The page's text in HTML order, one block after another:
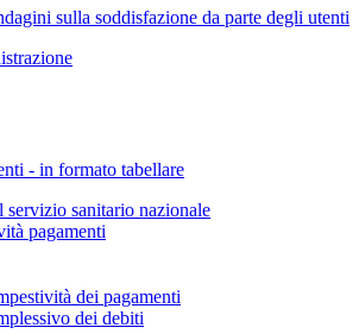
sulla soddisfazione da parte degli utenti
- in formato tabellare
servizio sanitario nazionale
pagamenti
dei pagamenti
dei debiti